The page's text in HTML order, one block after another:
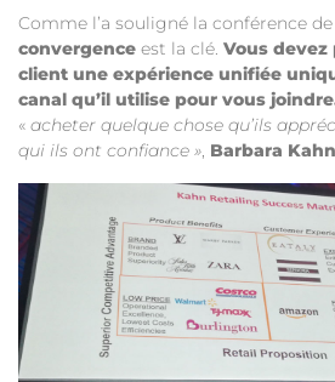
Comme l’a souligné la conférence
convergence est la clé. Vous devez
client une expérience unifiée
canal qu’il utilise pour vous
« acheter quelque chose qu’ils
qui ils ont confiance », Barbara Kahn